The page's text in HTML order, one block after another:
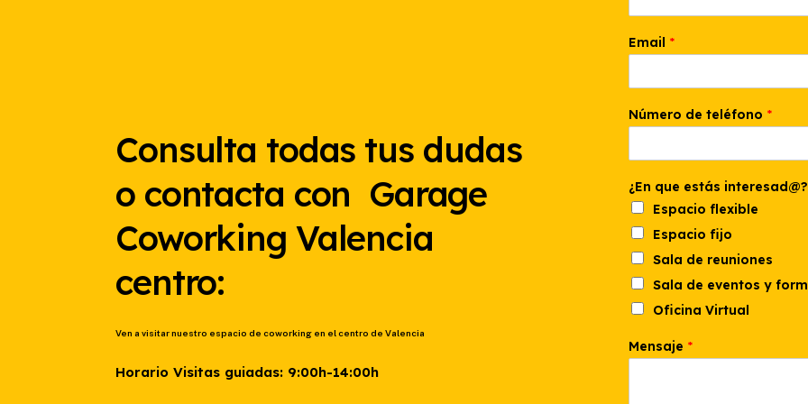
Consulta todas tus dudas
o contacta con Garage
Coworking Valencia
centro:
Ven a visitar nuestro espacio de coworking en el centro de Valencia
Horario Visitas guiadas: 9:00h-14:00h
Email *
Número de teléfono *
¿En que estás interesad@?
Espacio flexible
Espacio fijo
Sala de reuniones
Sala de eventos y
Oficina Virtual
n
Mensaje *